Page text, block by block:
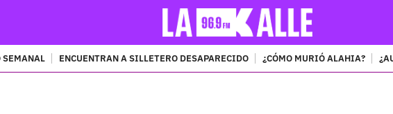
SEMANAL ENCUENTRAN A SILLETERO DESAPARECIDO ¿CÓMO MURIÓ ALAHIA?